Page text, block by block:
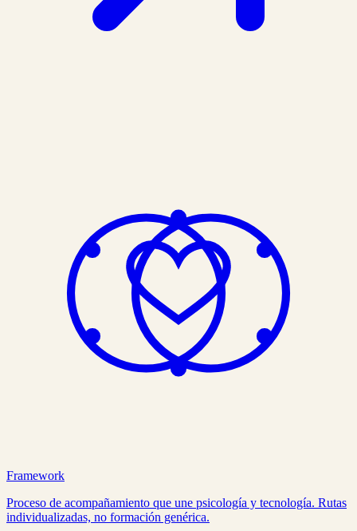
Framework
Proceso de acompañamiento que une psicología y tecnología. Rutas
individualizadas, no formación genérica.